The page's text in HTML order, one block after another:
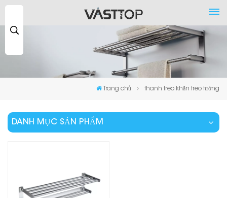
Trang chủ thanh treo khăn treo tường
DANH MỤC SẢN PHẨM